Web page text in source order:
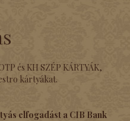
és KH SZÉP KÁRTYÁK,
kártyákat.
elfogadást a CIB Bank